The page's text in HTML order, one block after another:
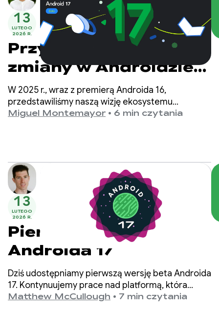
13
LUTEGO
2026 R.
Przygotuj aplikację na
zmiany w Androidzie
17 dotyczące rozmiaru
i orientacji
W 2025 r., wraz z premierą Androida 16,
przedstawiliśmy naszą wizję ekosystemu
urządzeń, w którym aplikacje płynnie dostosowują
oczekują, że ich aplikacje będą działać wszędzie.
Miguel Montemayor • 6 min czytania
13
LUTEGO
2026 R.
Pierwsza wersja beta
Androida 17
Dziś udostępniamy pierwszą wersję beta Androida
17. Kontynuujemy prace nad platformą, która
priorytetowo traktuje prywatność,
Matthew McCullough • 7 min czytania